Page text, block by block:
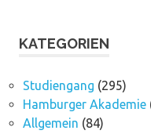
KATEGORIEN
Studiengang (295)
Hamburger Akademie
Allgemein (84)